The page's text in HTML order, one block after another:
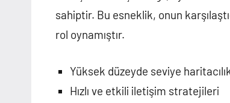
sahiptir. Bu esneklik, onun
rol oynamıştır.
Yüksek düzeyde seviye
Hızlı ve etkili iletişim stratejileri